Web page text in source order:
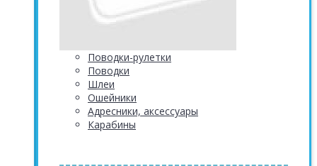
Поводки-рулетки
Поводки
Шлеи
Ошейники
Адресники, аксессуары
Карабины